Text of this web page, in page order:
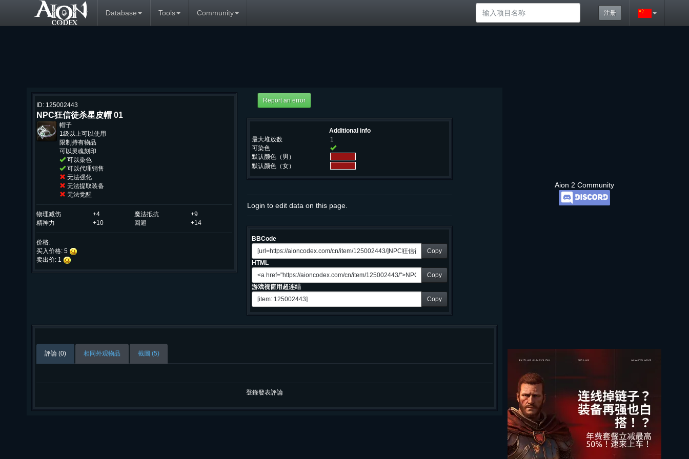
Database Tools Community 注册
Aion 2 Community
ID: 125002443
NPC狂信徒杀星皮帽 01
帽子
1级以上可以使用
限制持有物品
可以灵魂刻印
可以染色
可以代理销售
无法强化
无法提取装备
无法觉醒
物理减伤 +4 魔法抵抗
+9
精神力
+10 回避 +14
价格:
买入价格: 5
卖出价: 1
Additional info
最大堆放数
1
可染色
默认颜色（男）
默认颜色（女）
Login to edit data on this page.
BBCode
Copy
HTML
Copy
游戏视窗用超连结
Copy
評論 (0) 相同外观物品 截圖 (5)
登錄發表評論